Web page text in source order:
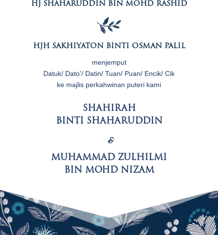
HJ SHAHARUDDIN BIN MOHD RASHID
HJH SAKHIYATON BINTI OSMAN PALIL
menjemput
Datuk/ Dato’/ Datin/ Tuan/ Puan/ Encik/ Cik
ke majlis perkahwinan puteri kami
SHAHIRAH
BINTI SHAHARUDDIN
&
MUHAMMAD ZULHILMI
BIN MOHD NIZAM